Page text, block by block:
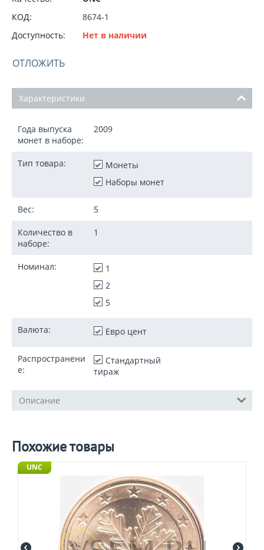
КОД:
8674-1
Доступность:
Нет в наличии
ОТЛОЖИТЬ
Характеристики
Года выпуска
монет в наборе:
2009
Тип товара:
Монеты
Наборы монет
Вес: 5
Количество в
наборе:
1
Номинал:
1
2
5
Валюта: Евро цент
Распространени
е:
Стандартный
тираж
Описание
Похожие товары
UNC